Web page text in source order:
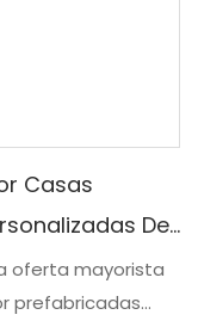
Casas
De
Montaje
Del
oferta mayorista
prefabricadas